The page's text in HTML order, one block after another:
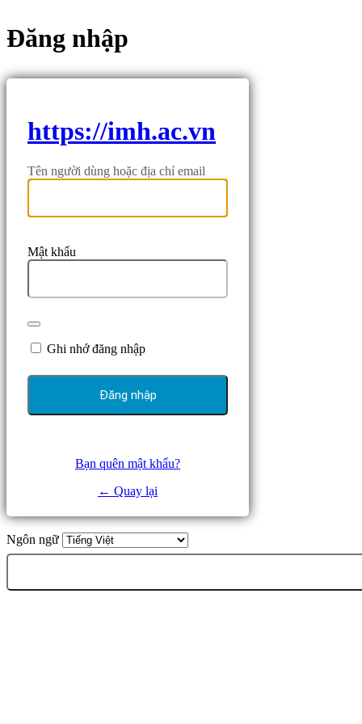
Đăng nhập
https://imh.ac.vn
Tên người dùng hoặc địa chỉ email
Mật khẩu
Ghi nhớ đăng nhập
Bạn quên mật khẩu?
← Quay lại
Ngôn ngữ